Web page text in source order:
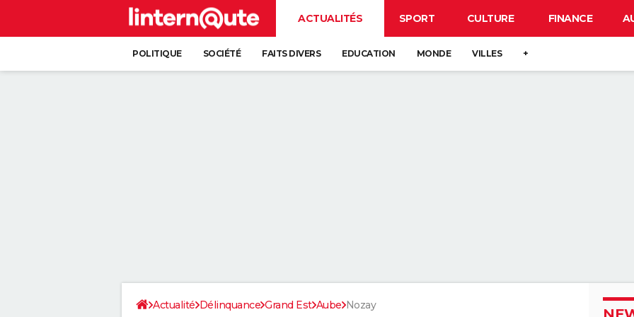
ACTUALITÉS SPORT CULTURE FINANCE
POLITIQUE SOCIÉTÉ FAITS DIVERS EDUCATION MONDE VILLES +
Actualité Délinquance Grand Est Aube Nozay